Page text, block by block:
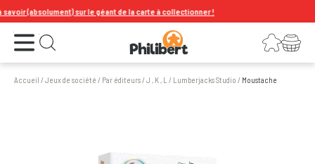
(absolument) sur le géant de la carte à collectionner !
Ouvrir le menu Ouvrir la recherche Connexion
Votre panier
Accueil /Jeux de société / Par éditeurs/J , K , L / Lumberjacks Studio / Moustache